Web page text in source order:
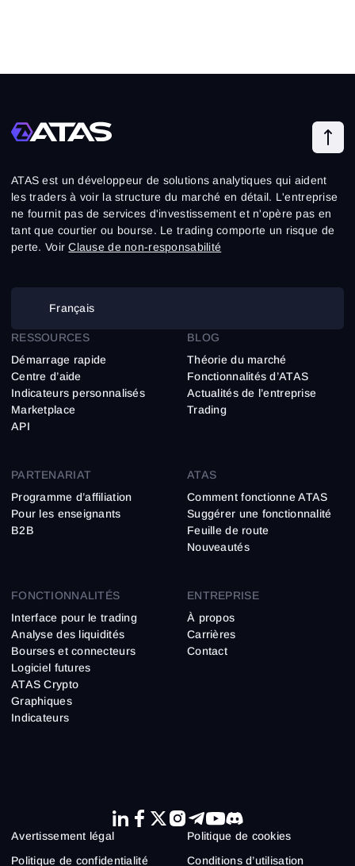
ATAS est un développeur de solutions analytiques qui aident
les traders à voir la structure du marché en détail. L'entreprise
ne fournit pas de services d'investissement et n'opère pas en
tant que courtier ou bourse. Le trading comporte un risque de
perte. VoirClause de non-responsabilité
Français
FONCTIONNALITÉS
Interface pour le trading
Analyse des liquidités
Bourses et connecteurs
Logiciel futures
ATAS Crypto
Graphiques
Indicateurs
RESSOURCES
Démarrage rapide
Centre d’aide
Indicateurs personnalisés
Marketplace
API
BLOG
Théorie du marché
Fonctionnalités d’ATAS
Actualités de l’entreprise
Trading
PARTENARIAT
Programme d’affiliation
Pour les enseignants
B2B
ATAS
Comment fonctionne ATAS
Suggérer une fonctionnalité
Feuille de route
Nouveautés
ENTREPRISE
À propos
Carrières
Contact
Avertissement légal
Politique de cookies
Politique de confidentialité
Conditions d’utilisation